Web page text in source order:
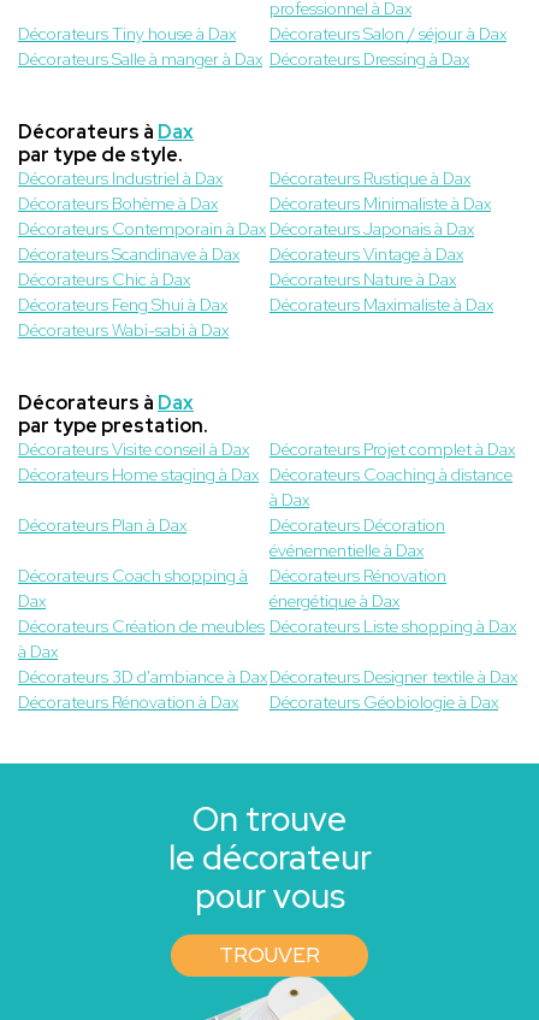
professionnel à Dax
Décorateurs Tiny house à Dax
Décorateurs Salon / séjour à Dax
Décorateurs Salle à manger à Dax Décorateurs Dressing à Dax
Décorateurs à Dax
par type de style.
Décorateurs Industriel à Dax
Décorateurs Rustique à Dax
Décorateurs Bohème à Dax
Décorateurs Minimaliste à Dax
Décorateurs Contemporain à Dax Décorateurs Japonais à Dax
Décorateurs Scandinave à Dax
Décorateurs Vintage à Dax
Décorateurs Chic à Dax
Décorateurs Nature à Dax
Décorateurs Feng Shui à Dax
Décorateurs Maximaliste à Dax
Décorateurs Wabi-sabi à Dax
Décorateurs à Dax
par type prestation.
Décorateurs Visite conseil à Dax
Décorateurs Projet complet à Dax
Décorateurs Home staging à Dax Décorateurs Coaching à distance
à Dax
Décorateurs Plan à Dax
Décorateurs Décoration
événementielle à Dax
Décorateurs Coach shopping à
Dax
Décorateurs Rénovation
énergétique à Dax
Décorateurs Création de meubles
à Dax
Décorateurs Liste shopping à Dax
Décorateurs 3D d'ambiance à DaxDécorateurs Designer textile à Dax
Décorateurs Rénovation à Dax
Décorateurs Géobiologie à Dax
On trouve
le décorateur
pour vous
TROUVER